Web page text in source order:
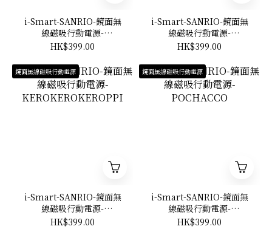
i-Smart-SANRIO-鏡面無
線磁吸行動電源-
AHIRUNOPEKKLE
HK$399.00
i-Smart-SANRIO-鏡面無
線磁吸行動電源-
HANGYODON
HK$399.00
鏡面無線磁吸行動電源
i-Smart-SANRIO-鏡面無
線磁吸行動電源-
KEROKEROKEROPPI
HK$399.00
鏡面無線磁吸行動電源
i-Smart-SANRIO-鏡面無
線磁吸行動電源-
POCHACCO
HK$399.00